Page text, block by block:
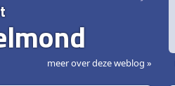
meer over deze weblog »